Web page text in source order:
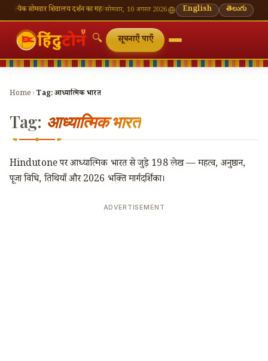
शिवालय दर्शन का महत्व🌸 गणेश चतुर्थी — भाद्रपद शुक्ल चतुर्थी⛩ काशी विश्वनाथ — आज के
सोमवार, 10 अगस्त 2026 English తెలుగు
🔍 सूचनाएँ पाएँ
Home › Tag:आध्यात्मिक भारत
Tag: आध्यात्मिक भारत
Hindutone पर आध्यात्मिक भारत से जुड़े 198 लेख — महत्व, अनुष्ठान,
पूजा विधि, तिथियाँ और 2026 भक्ति मार्गदर्शिका।
ADVERTISEMENT